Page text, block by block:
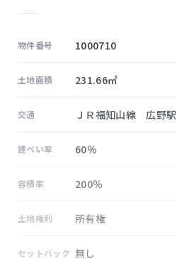
物件番号 1000710
土地面積 231.66㎡
交通 ＪＲ福知山線 広野
建ぺい率 60％
容積率 200％
土地権利 所有権
セットバック 無し